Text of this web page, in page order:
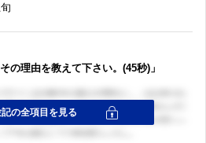
の理由を教えて下さい。(45秒)」